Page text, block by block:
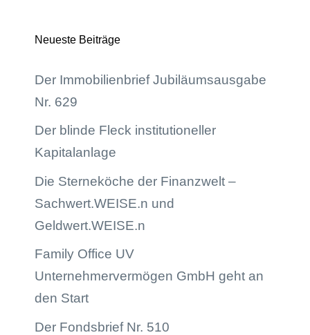
Neueste Beiträge
Der Immobilienbrief Jubiläumsausgabe
Nr. 629
Der blinde Fleck institutioneller
Kapitalanlage
Die Sterneköche der Finanzwelt –
Sachwert.WEISE.n und
Geldwert.WEISE.n
Family Office UV
Unternehmervermögen GmbH geht an
den Start
Der Fondsbrief Nr. 510